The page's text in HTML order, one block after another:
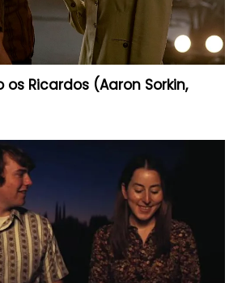
Ricardos (Aaron Sorkin,